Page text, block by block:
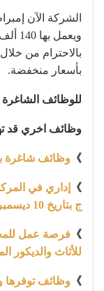
بالاحترام من
بأسعار منخفضة.
للوظائف الشاغرة
وظائف اخري قد
》 وظائف شاغرة بوزارة
》
ج بتاريخ 10 ديسمبر
》
للأثاث والديكور
》 وظائف توفرها